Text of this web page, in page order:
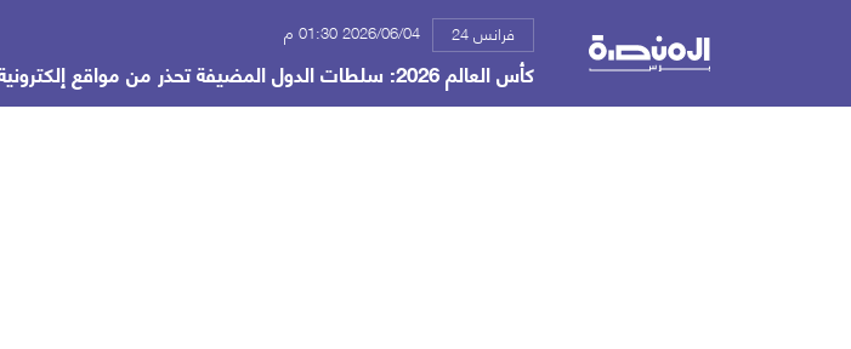
فرانس 24 2026/06/04 01:30 م
كأس العالم 2026: سلطات الدول المضيفة تحذر من مواقع إلكترونية مزيفة تبيع تذاكر وهمية